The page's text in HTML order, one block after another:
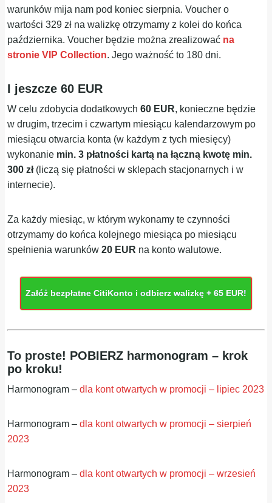
warunków mija nam pod koniec sierpnia. Voucher o
wartości 329 zł na walizkę otrzymamy z kolei do końca
października. Voucher będzie można zrealizować na
stronie VIP Collection. Jego ważność to 180 dni.
I jeszcze 60 EUR
W celu zdobycia dodatkowych60 EUR, konieczne będzie
w drugim, trzecim i czwartym miesiącu kalendarzowym po
miesiącu otwarcia konta (w każdym z tych miesięcy)
wykonanie min. 3 płatności kartą na łączną kwotę min.
300 zł(liczą się płatności w sklepach stacjonarnych i w
internecie).
Za każdy miesiąc, w którym wykonamy te czynności
otrzymamy do końca kolejnego miesiąca po miesiącu
spełnienia warunków20 EUR na konto walutowe.
Załóż bezpłatne CitiKonto i odbierz walizkę + 65 EUR!
To proste! POBIERZ harmonogram – krok
po kroku!
Harmonogram –dla kont otwartych w promocji – lipiec 2023
Harmonogram –dla kont otwartych w promocji – sierpień
2023
Harmonogram –dla kont otwartych w promocji – wrzesień
2023